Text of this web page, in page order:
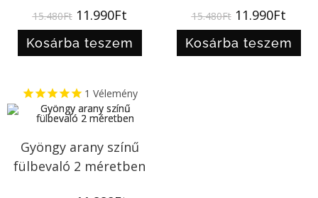
15.480Ft 11.990Ft
Kosárba teszem
15.480Ft 11.990Ft
Kosárba teszem
1 Vélemény
Gyöngy arany színű
fülbevaló 2 méretben